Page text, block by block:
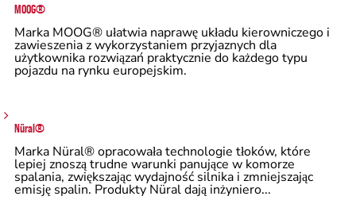
MOOG®
Marka MOOG® ułatwia naprawę układu kierowniczego i
zawieszenia z wykorzystaniem przyjaznych dla
użytkownika rozwiązań praktycznie do każdego typu
pojazdu na rynku europejskim.
Nüral®
Marka Nüral® opracowała technologie tłoków, które
lepiej znoszą trudne warunki panujące w komorze
spalania, zwiększając wydajność silnika i zmniejszając
emisję spalin. Produkty Nüral dają inżyniero...